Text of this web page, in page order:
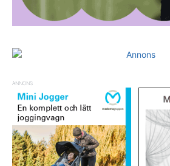
ANNONS